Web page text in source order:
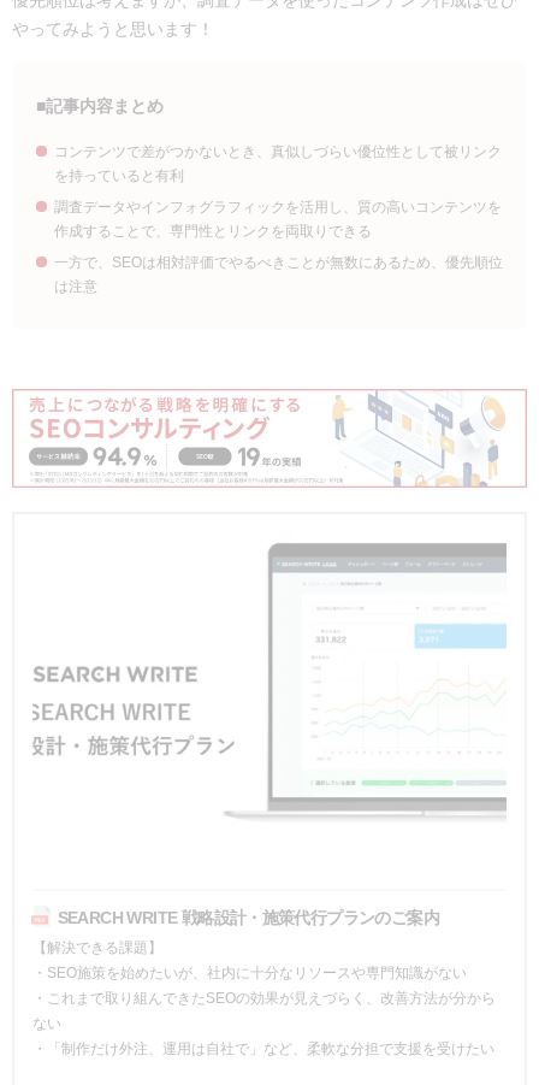
やってみようと思います！
■記事内容まとめ
コンテンツで差がつかないとき、真似しづらい優位性として被リンク
を持っていると有利
調査データやインフォグラフィックを活用し、質の高いコンテンツを
作成することで、専門性とリンクを両取りできる
一方で、SEOは相対評価でやるべきことが無数にあるため、優先順位
は注意
SEARCH WRITE 戦略設計・施策代行プランのご案内
【解決できる課題】
・SEO施策を始めたいが、社内に十分なリソースや専門知識がない
・これまで取り組んできたSEOの効果が見えづらく、改善方法が分から
ない
・「制作だけ外注、運用は自社で」など、柔軟な分担で支援を受けたい